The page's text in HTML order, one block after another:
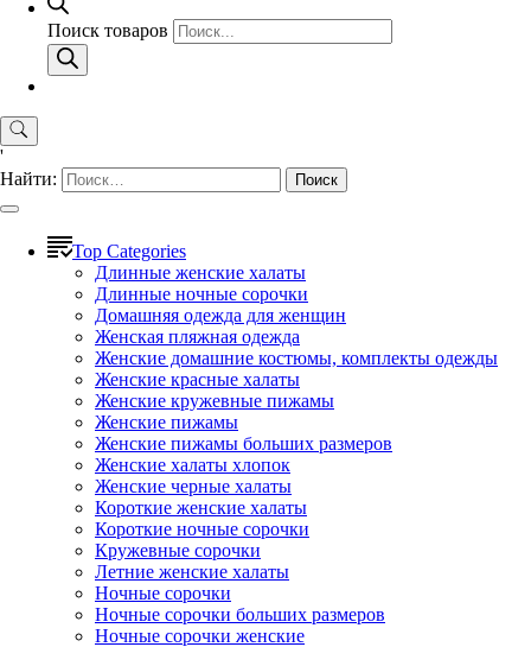
Поиск товаров
'
Найти:
Top Categories
Длинные женские халаты
Длинные ночные сорочки
Домашняя одежда для женщин
Женская пляжная одежда
Женские домашние костюмы, комплекты одежды
Женские красные халаты
Женские кружевные пижамы
Женские пижамы
Женские пижамы больших размеров
Женские халаты хлопок
Женские черные халаты
Короткие женские халаты
Короткие ночные сорочки
Кружевные сорочки
Летние женские халаты
Ночные сорочки
Ночные сорочки больших размеров
Ночные сорочки женские